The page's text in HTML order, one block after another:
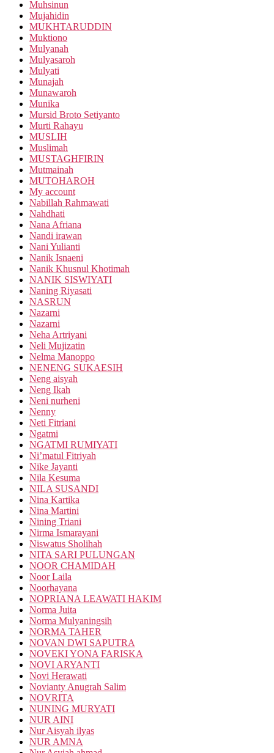
Muhsinun
Mujahidin
MUKHTARUDDIN
Muktiono
Mulyanah
Mulyasaroh
Mulyati
Munajah
Munawaroh
Munika
Mursid Broto Setiyanto
Murti Rahayu
MUSLIH
Muslimah
MUSTAGHFIRIN
Mutmainah
MUTOHAROH
My account
Nabillah Rahmawati
Nahdhati
Nana Afriana
Nandi irawan
Nani Yulianti
Nanik Isnaeni
Nanik Khusnul Khotimah
NANIK SISWIYATI
Naning Riyasati
NASRUN
Nazarni
Nazarni
Neha Artriyani
Neli Mujizatin
Nelma Manoppo
NENENG SUKAESIH
Neng aisyah
Neng Ikah
Neni nurheni
Nenny
Neti Fitriani
Ngatmi
NGATMI RUMIYATI
Ni’matul Fitriyah
Nike Jayanti
Nila Kesuma
NILA SUSANDI
Nina Kartika
Nina Martini
Nining Triani
Nirma Ismarayani
Niswatus Sholihah
NITA SARI PULUNGAN
NOOR CHAMIDAH
Noor Laila
Noorhayana
NOPRIANA LEAWATI HAKIM
Norma Juita
Norma Mulyaningsih
NORMA TAHER
NOVAN DWI SAPUTRA
NOVEKI YONA FARISKA
NOVI ARYANTI
Novi Herawati
Novianty Anugrah Salim
NOVRITA
NUNING MURYATI
NUR AINI
Nur Aisyah ilyas
NUR AMNA